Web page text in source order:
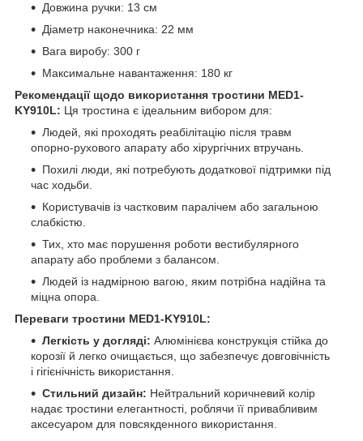
Довжина ручки: 13 см
Діаметр наконечника: 22 мм
Вага виробу: 300 г
Максимальне навантаження: 180 кг
Рекомендації щодо використання тростини MED1-
KY910L: Ця тростина є ідеальним вибором для:
Людей, які проходять реабілітацію після травм
опорно-рухового апарату або хірургічних втручань.
Похилі люди, які потребують додаткової підтримки під
час ходьби.
Користувачів із частковим паралічем або загальною
слабкістю.
Тих, хто має порушення роботи вестибулярного
апарату або проблеми з балансом.
Людей із надмірною вагою, яким потрібна надійна та
міцна опора.
Переваги тростини MED1-KY910L:
Легкість у догляді: Алюмінієва конструкція стійка до
корозії й легко очищається, що забезпечує довговічність
і гігієнічність використання.
Стильний дизайн: Нейтральний коричневий колір
надає тростини елегантності, роблячи її привабливим
аксесуаром для повсякденного використання.